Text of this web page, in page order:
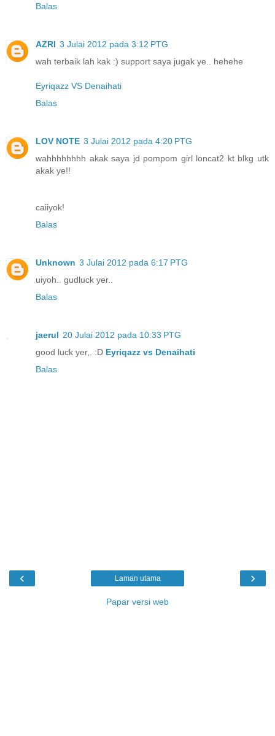
Balas
AZRI 3 Julai 2012 pada 3:12 PTG
wah terbaik lah kak :) support saya jugak ye.. hehehe
Eyriqazz VS Denaihati
Balas
LOV NOTE 3 Julai 2012 pada 4:20 PTG
wahhhhhhhh akak saya jd pompom girl loncat2 kt blkg utk
akak ye!!
caiiyok!
Balas
Unknown 3 Julai 2012 pada 6:17 PTG
uiyoh.. gudluck yer..
Balas
jaerul 20 Julai 2012 pada 10:33 PTG
good luck yer,. :D Eyriqazz vs Denaihati
Balas
‹ ›
Laman utama
Papar versi web